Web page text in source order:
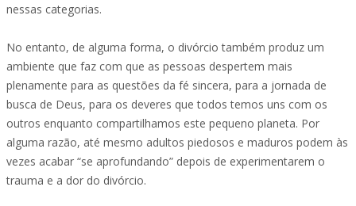
nessas categorias.
No entanto, de alguma forma, o divórcio também produz um
ambiente que faz com que as pessoas despertem mais
plenamente para as questões da fé sincera, para a jornada de
busca de Deus, para os deveres que todos temos uns com os
outros enquanto compartilhamos este pequeno planeta. Por
alguma razão, até mesmo adultos piedosos e maduros podem às
vezes acabar “se aprofundando” depois de experimentarem o
trauma e a dor do divórcio.